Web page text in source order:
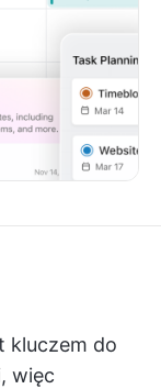
kluczem do
więc